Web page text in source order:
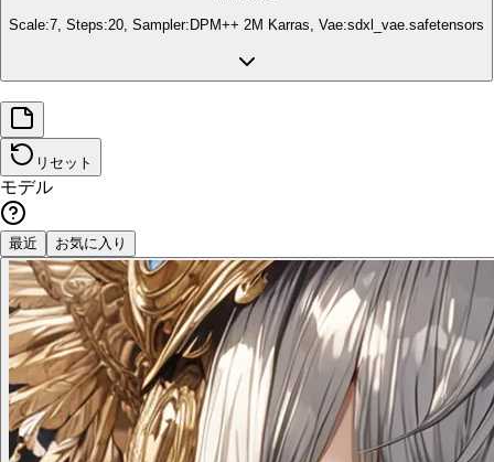
Scale:7, Steps:20, Sampler: DPM++ 2M Karras, Vae:sdxl_vae.safetensors
リセット
モデル
最近 お気に入り